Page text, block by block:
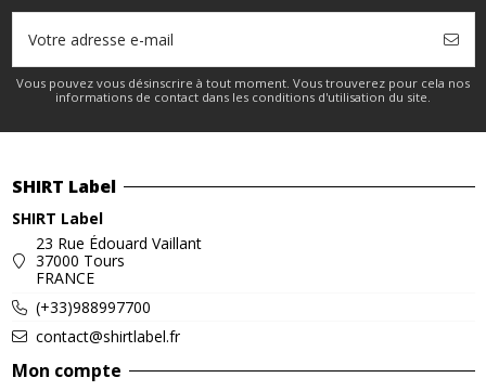
Vous pouvez vous désinscrire à tout moment. Vous trouverez pour cela nos
informations de contact dans les conditions d'utilisation du site.
SHIRT Label
SHIRT Label
23 Rue Édouard Vaillant
37000 Tours
FRANCE
(+33)988997700
contact@shirtlabel.fr
Mon compte